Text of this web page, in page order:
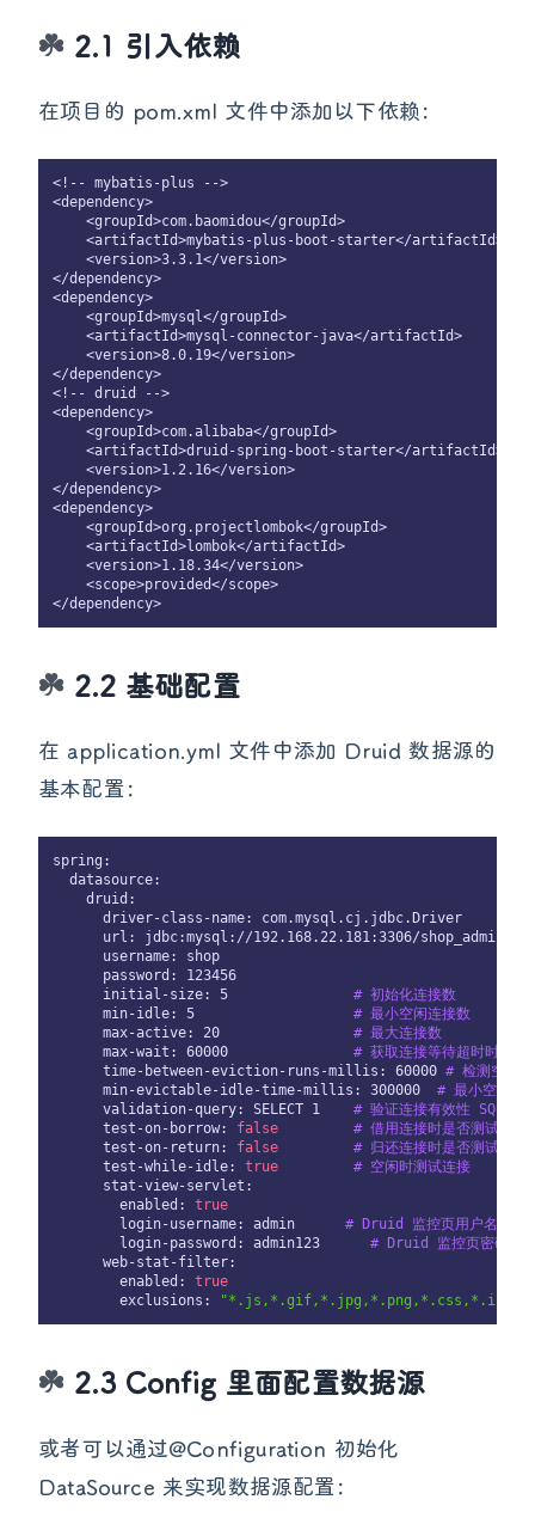
2.1 引入依赖
在项目的 pom.xml 文件中添加以下依赖：
<!-- mybatis-plus -->
<dependency>
    <groupId>com.baomidou</groupId>
    <artifactId>mybatis-plus-boot-starter</artifactId>
    <version>3.3.1</version>
</dependency>
<dependency>
    <groupId>mysql</groupId>
    <artifactId>mysql-connector-java</artifactId>
    <version>8.0.19</version>
</dependency>
<!-- druid -->
<dependency>
    <groupId>com.alibaba</groupId>
    <artifactId>druid-spring-boot-starter</artifactId>
    <version>1.2.16</version>
</dependency>
<dependency>
    <groupId>org.projectlombok</groupId>
    <artifactId>lombok</artifactId>
    <version>1.18.34</version>
    <scope>provided</scope>
2.2 基础配置
在 application.yml 文件中添加 Druid 数据源的
基本配置：
spring:
  datasource:
    druid:
      driver-class-name: com.mysql.cj.jdbc.Driver
url: jdbc:mysql://192.168.22.181:3306/
      username: shop
      password: 123456
      initial-size: 5
# 初始化连接数
      min-idle: 5
# 最小空闲连接数
      max-active: 20
# 最大连接数
      max-wait: 60000
# 获取连接等待超时时间
      time-between-eviction-runs-millis: 60000
# 检测空闲
      min-evictable-idle-time-millis: 300000
# 最小空闲时
      validation-query: SELECT 1
# 验证连接有效性 SQL
      test-on-borrow:
false
# 借用连接时是否测试
      test-on-return:
false
# 归还连接时是否测试
      test-while-idle:
true
# 空闲时测试连接
      stat-view-servlet:
        enabled:
true
        login-username: admin
# Druid 监控页用户名
        login-password: admin123
# Druid 监控页密码
      web-stat-filter:
        enabled:
true
        exclusions:
"*.js,*.gif,*.jpg,*.png,*.css,*.ico,/
2.3 Config 里面配置数据源
或者可以通过@Configuration 初始化
DataSource 来实现数据源配置：